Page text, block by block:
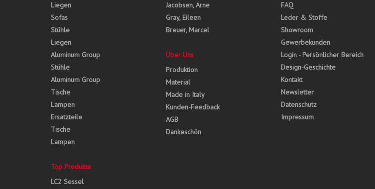
Liegen
Sofas
Stühle
Liegen
Aluminum Group
Stühle
Aluminum Group
Tische
Lampen
Ersatzteile
Tische
Lampen
Top Produkte
LC2 Sessel
Jacobsen, Arne
Gray, Eileen
Breuer, Marcel
Über Uns
Produktion
Material
Made in Italy
Kunden-Feedback
AGB
Dankeschön
FAQ
Leder & Stoffe
Showroom
Gewerbekunden
Login - Persönlicher Bereich
Design-Geschichte
Kontakt
Newsletter
Datenschutz
Impressum